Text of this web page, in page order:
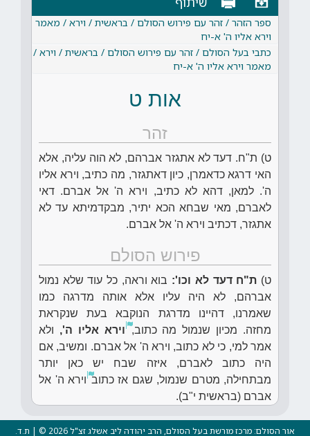
ספר הזהר / זהר עם פירוש הסולם / בראשית / וירא / מאמר
וירא אליו ה' א-יח
כתבי בעל הסולם / זהר עם פירוש הסולם / בראשית / וירא /
מאמר וירא אליו ה' א-יח
אות ט
זהר
ט) ת"ח. דעד לא אתגזר אברהם, לא הוה עליה, אלא
האי דרגא כדאמרן, כיון דאתגזר, מה כתיב, וירא אליו
ה'. למאן, דהא לא כתיב, וירא ה' אל אברם. דאי
לאברם, מאי שבחא הכא יתיר, מבקדמיתא עד לא
אתגזר, דכתיב וירא ה' אל אברם.
פירוש הסולם
ט) ת"ח דעד לא וכו': בוא וראה, כל עוד שלא נמול
אברהם, לא היה עליו אלא אותה מדרגה כמו
שאמרנו, דהיינו מדרגת הנוקבא בעת שנקראת
מחזה. מכיון שנמול מה כתוב,וירא אליו ה', ולא
אמר למי, כי לא כתוב, וירא ה' אל אברם. ומשיב, אם
היה כתוב לאברם, איזה שבח יש כאן יותר
מבתחילה, מטרם שנמול, שגם אז כתובוירא ה' אל
אברם (בראשית י"ב).
אור הסולם: מרכז מורשת בעל הסולם, הרב יהודה ליב אשלג זצ"ל 2026 © | ת.ד.